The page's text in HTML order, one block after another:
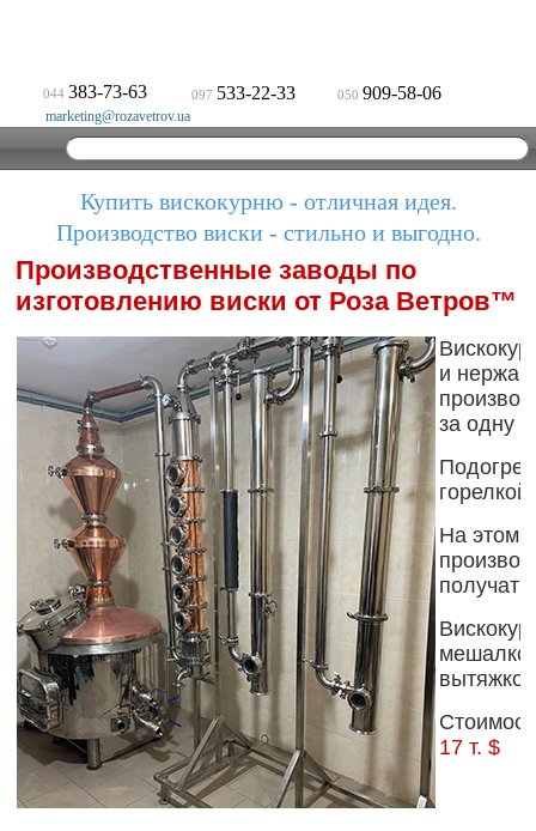
044 383-73-63 097 533-22-33 050 909-58-06
marketing@rozavetrov.ua
Купить вискокурню - отличная идея.
Производство виски - стильно и выгодно.
Производственные заводы по
изготовлению виски от Роза Ветров™
и
за одну
На этом
17 т. $